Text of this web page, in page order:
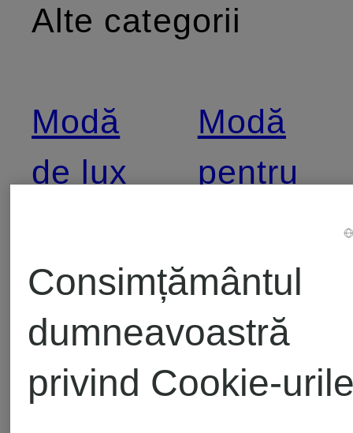
Alte categorii
Modă
de lux
bărbat
Modă
de lux
Modă
pentru
Modă
pentru
femei
Consimțământul
dumneavoastră
privind Cookie-